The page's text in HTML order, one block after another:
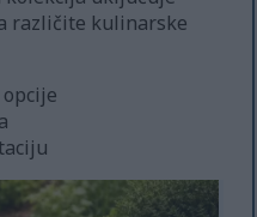
različite kulinarske